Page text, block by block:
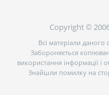
Copyright ©
Всі матеріали даного
Забороняється
використання інформації і
Знайшли помилку на